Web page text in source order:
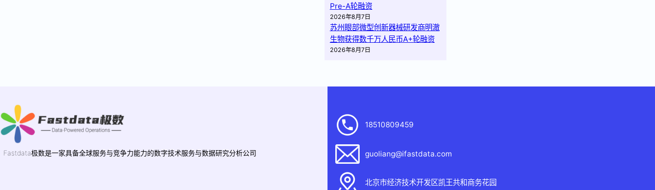
Pre-A轮融资
2026年8月7日
苏州眼部微型创新器械研发商明澈
生物获得数千万人民币A+轮融资
2026年8月7日
Fastdata极数是一家具备全球服务与竞争力能力的数字技术服务与数据研究分析公司
18510809459
guoliang@ifastdata.com
北京市经济技术开发区凯王共和商务花园